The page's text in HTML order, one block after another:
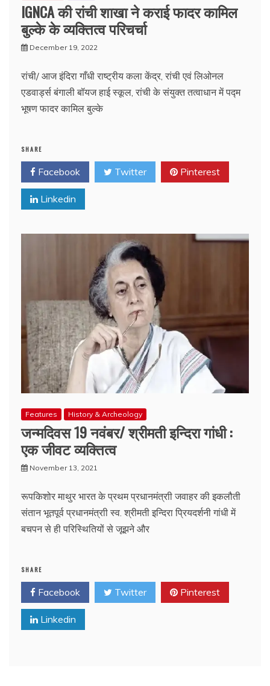
IGNCA की रांची शाखा ने कराई फादर कामिल
बुल्के के व्यक्तित्व परिचर्चा
December 19, 2022
रांची/ आज इंदिरा गाँधी राष्ट्रीय कला केंद्र, रांची एवं लिओनल
एडवार्ड्स बंगाली बॉयज हाई स्कूल, रांची के संयुक्त तत्वाधान में पद्म
भूषण फादर कामिल बुल्के
SHARE
Facebook Twitter Pinterest
Linkedin
Features History & Archeology
जन्मदिवस 19 नवंबर/ श्रीमती इन्दिरा गांधी :
एक जीवट व्यक्तित्व
November 13, 2021
रूपकिशोर माथुर भारत के प्रथम प्रधानमंत्राी जवाहर की इकलौती
संतान भूतपूर्व प्रधानमंत्राी स्व. श्रीमती इन्दिरा प्रियदर्शनी गांधी में
बचपन से ही परिस्थितियों से जूझने और
SHARE
Facebook Twitter Pinterest
Linkedin